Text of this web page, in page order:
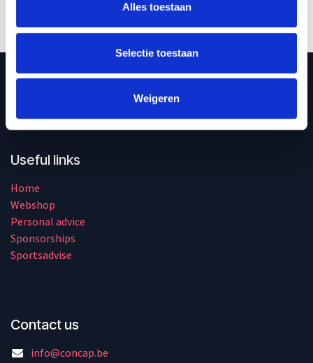
Alles toestaan
Selectie toestaan
Weigeren
With Concap, developed for and by athletes,
we continuously strive for the best-working
supplements and sports nutrition to help
athletes perform and support their health.
Useful links
Home
Webshop
Personal advice
Sponsorships
Sportsadvise
Contact us
info@concap.be